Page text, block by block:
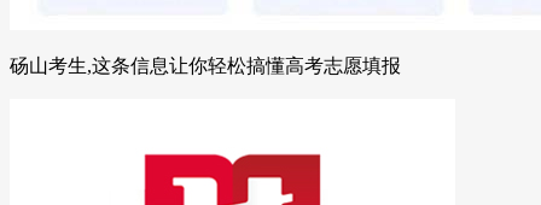
砀山考生,这条信息让你轻松搞懂高考志愿填报